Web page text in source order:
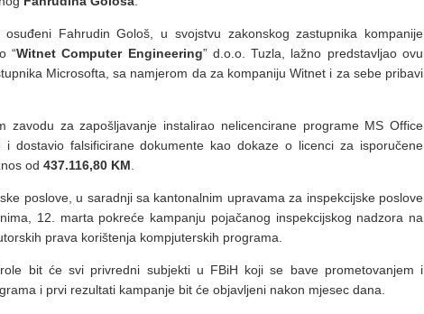
Fahrudin Gološ, u svojstvu zakonskog zastupnika kompanije
“Witnet Computer Engineering” d.o.o. Tuzla, lažno predstavljao ovu
Microsofta, sa namjerom da za kompaniju Witnet i za sebe pribavi
zavodu za zapošljavanje instalirao nelicencirane programe MS Office
dostavio falsificirane dokumente kao dokaze o licenci za isporučene
od 437.116,80 KM
poslove, u saradnji sa kantonalnim upravama za inspekcijske poslove
12. marta pokreće kampanju pojačanog inspekcijskog nadzora na
prava korištenja kompjuterskih programa.
bit će svi privredni subjekti u FBiH koji se bave prometovanjem i
i prvi rezultati kampanje bit će objavljeni nakon mjesec dana.